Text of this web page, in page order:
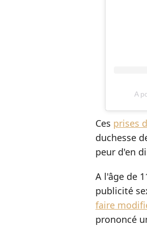
A
Ces prises
duchesse
peur d'en
A l'âge de
publicité
faire
prononcé